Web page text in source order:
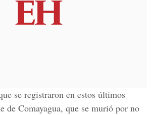
se registraron en estos últimos
de Comayagua, que se murió por no